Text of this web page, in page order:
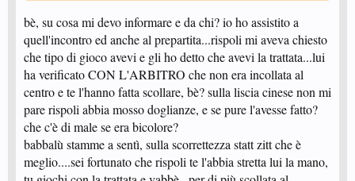
.......E pensare che gli ho dato pure la mano a Rispoli alla fine
dell'incontro.........capisci quanto sono SUPERIORE?
bè, su cosa mi devo informare e da chi? io ho assistito a
quell'incontro ed anche al prepartita...rispoli mi aveva chiesto
che tipo di gioco avevi e gli ho detto che avevi la trattata...lui
ha verificato CON L'ARBITRO che non era incollata al
centro e te l'hanno fatta scollare, bè? sulla liscia cinese non mi
pare rispoli abbia mosso doglianze, e se pure l'avesse fatto?
che c'è di male se era bicolore?
babbalù stamme a sentì, sulla scorrettezza statt zitt che è
meglio....sei fortunato che rispoli te l'abbia stretta lui la mano,